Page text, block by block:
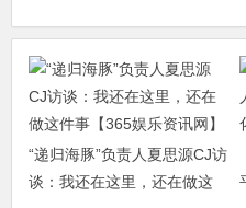
“递归海豚”负责人夏思源CJ访
谈：我还在这里，还在做这